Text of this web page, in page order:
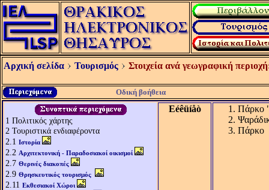
Αρχική σελίδα Τουρισμός Στοιχεία ανά γεωγραφική
Οδική βοήθεια
1 Πολιτικός χάρτης
2 Τουριστικά ενδιαφέροντα
2.1 Ιστορία
2.2 Αρχιτεκτονική - Παραδοσιακοί οικισμοί
2.7 Θερινές διακοπές
2.9 Θρησκευτικός τουρισμός
2.11 Εκθεσιακοί Χώροι
Eéêüíåò
Πάρκο
Πάρκο